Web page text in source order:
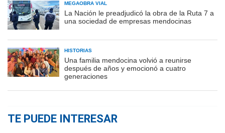
MEGAOBRA VIAL
La Nación le preadjudicó la obra de la Ruta 7 a
una sociedad de empresas mendocinas
HISTORIAS
Una familia mendocina volvió a reunirse
después de años y emocionó a cuatro
generaciones
TE PUEDE INTERESAR